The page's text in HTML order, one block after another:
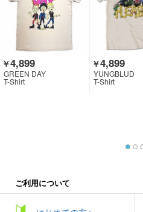
￥4,899
GREEN DAY
T-Shirt
￥4,899
YUNGBLUD
T-Shirt
ご利用について